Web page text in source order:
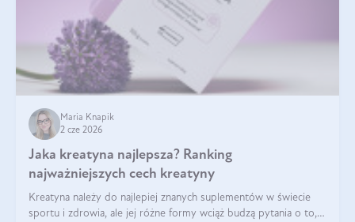
Maria Knapik
2 cze 2026
Jaka kreatyna najlepsza? Ranking
najważniejszych cech kreatyny
Kreatyna należy do najlepiej znanych suplementów w świecie
sportu i zdrowia, ale jej różne formy wciąż budzą pytania o to,